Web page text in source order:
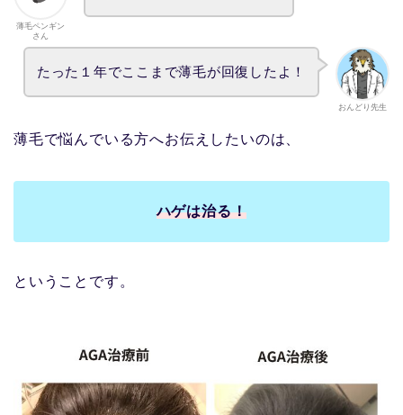
薄毛ペンギン
さん
おんどり先生
たった１年でここまで薄毛が回復したよ！
薄毛で悩んでいる方へお伝えしたいのは、
ハゲは治る！
ということです。